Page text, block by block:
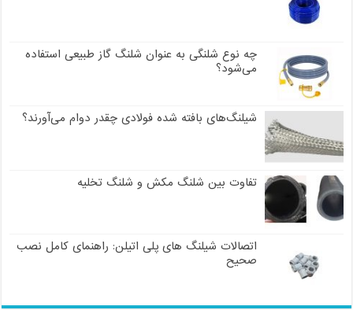
چه نوع شلنگی به عنوان شلنگ گاز طبیعی استفاده
می‌شود؟
شیلنگ‌های بافته شده فولادی چقدر دوام می‌آورند؟
تفاوت بین شلنگ مکش و شلنگ تخلیه
اتصالات شیلنگ های پلی اتیلن: راهنمای کامل نصب
صحیح